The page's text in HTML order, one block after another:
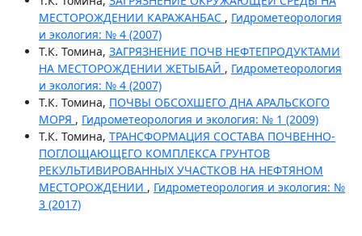
МЕСТОРОЖДЕНИИ КАРАЖАНБАС , Гидрометеорология
и экология: № 4 (2007)
Т.К. Томина, ЗАГРЯЗНЕНИЕ ПОЧВ НЕФТЕПРОДУКТАМИ
НА МЕСТОРОЖДЕНИИ ЖЕТЫБАЙ , Гидрометеорология
и экология: № 4 (2007)
Т.К. Томина, ПОЧВЫ ОБСОХШЕГО ДНА АРАЛЬСКОГО
МОРЯ , Гидрометеорология и экология: № 1 (2009)
Т.К. Томина, ТРАНСФОРМАЦИЯ СОСТАВА ПОЧВЕННО-
ПОГЛОЩАЮЩЕГО КОМПЛЕКСА ГРУНТОВ
РЕКУЛЬТИВИРОВАННЫХ УЧАСТКОВ НА НЕФТЯНОМ
МЕСТОРОЖДЕНИИ , Гидрометеорология и экология: №
3 (2017)